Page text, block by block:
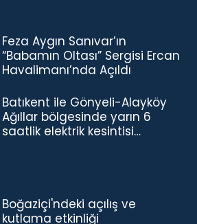
Feza Aygın Sanıvar’ın
“Babamın Oltası” Sergisi Ercan
Havalimanı’nda Açıldı
Batıkent ile Gönyeli-Alayköy
Ağıllar bölgesinde yarın 6
saatlik elektrik kesintisi…
Boğaziçi'ndeki açılış ve
kutlama etkinliği